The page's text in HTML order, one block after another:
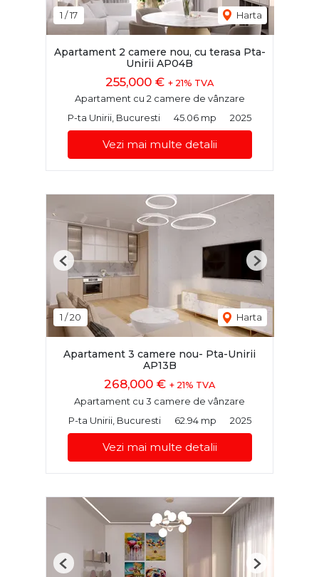
1 /17 Harta
Apartament 2 camere nou, cu terasa Pta-
Unirii AP04B
255,000 € + 21% TVA
Apartament cu 2 camere de vânzare
P-ta Unirii, Bucuresti
45.06 mp 2025
Vezi mai multe detalii
1 /20 Harta
Previous Next
Apartament 3 camere nou- Pta-Unirii
AP13B
268,000 € + 21% TVA
Apartament cu 3 camere de vânzare
P-ta Unirii, Bucuresti
62.94 mp 2025
Vezi mai multe detalii
Previous Next